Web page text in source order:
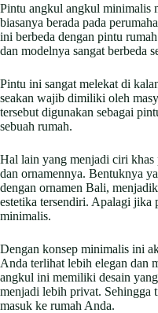
Pintu angkul angkul minimalis
biasanya berada pada
ini berbeda dengan pintu
dan modelnya sangat berbeda
Pintu ini sangat melekat di
seakan wajib dimiliki oleh
tersebut digunakan sebagai
sebuah rumah.
Hal lain yang menjadi ciri
dan ornamennya. Bentuknya
dengan ornamen Bali,
estetika tersendiri. Apalagi
minimalis.
Dengan konsep minimalis ini
Anda terlihat lebih elegan dan
angkul ini memiliki desain
menjadi lebih privat. Sehingga
masuk ke rumah Anda.